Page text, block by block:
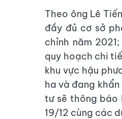
Theo ông Lê
đầy đủ cơ sở
chỉnh năm
quy hoạch chi
khu vực hậu
ha và đang
tư sẽ thông báo
19/12 cùng các